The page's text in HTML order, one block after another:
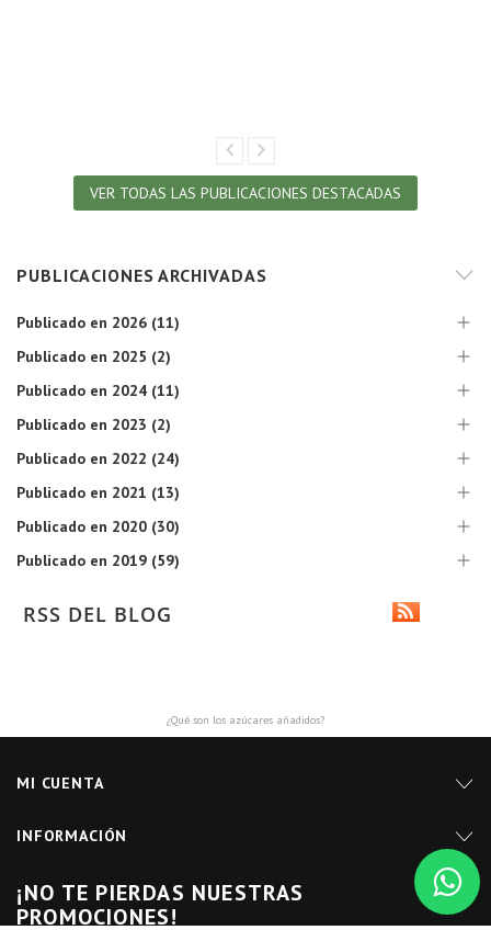
VER TODAS LAS PUBLICACIONES DESTACADAS
PUBLICACIONES ARCHIVADAS
Publicado en 2026 (11)
Publicado en 2025 (2)
Publicado en 2024 (11)
Publicado en 2023 (2)
Publicado en 2022 (24)
Publicado en 2021 (13)
Publicado en 2020 (30)
Publicado en 2019 (59)
RSS DEL BLOG
¿Qué son los azúcares añadidos?
MI CUENTA
INFORMACIÓN
¡NO TE PIERDAS NUESTRAS
PROMOCIONES!